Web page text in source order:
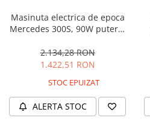
Masinuta electrica de epoca
Mercedes 300S, 90W putere,
2.134,28 RON
1.422,51 RON
STOC EPUIZAT
ALERTA STOC